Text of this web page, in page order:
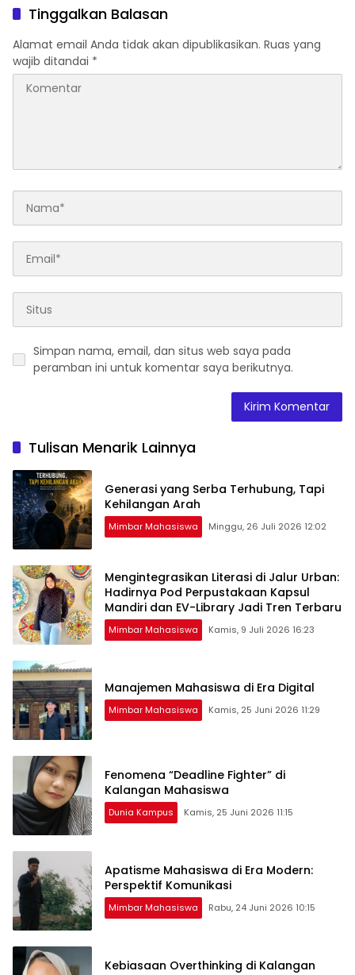
Tinggalkan Balasan
Alamat email Anda tidak akan dipublikasikan. Ruas yang
wajib ditandai *
Simpan nama, email, dan situs web saya pada
peramban ini untuk komentar saya berikutnya.
Tulisan Menarik Lainnya
Generasi yang Serba Terhubung, Tapi
Kehilangan Arah
Mimbar Mahasiswa Minggu, 26 Juli 2026 12:02
Mengintegrasikan Literasi di Jalur Urban:
Hadirnya Pod Perpustakaan Kapsul
Mandiri dan EV-Library Jadi Tren Terbaru
Mimbar Mahasiswa Kamis, 9 Juli 2026 16:23
Manajemen Mahasiswa di Era Digital
Mimbar Mahasiswa Kamis, 25 Juni 2026 11:29
Fenomena “Deadline Fighter” di
Kalangan Mahasiswa
Dunia Kampus Kamis, 25 Juni 2026 11:15
Apatisme Mahasiswa di Era Modern:
Perspektif Komunikasi
Mimbar Mahasiswa Rabu, 24 Juni 2026 10:15
Kebiasaan Overthinking di Kalangan